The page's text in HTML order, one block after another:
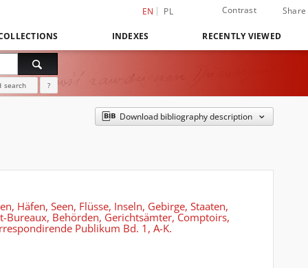
EN PL Contrast Share
INDEXES RECENTLY VIEWED
search ?
Download bibliography description
Häfen, Seen, Flüsse, Inseln, Gebirge, Staaten,
Bureaux, Behörden, Gerichtsämter, Comptoirs,
Publikum Bd. 1, A-K.